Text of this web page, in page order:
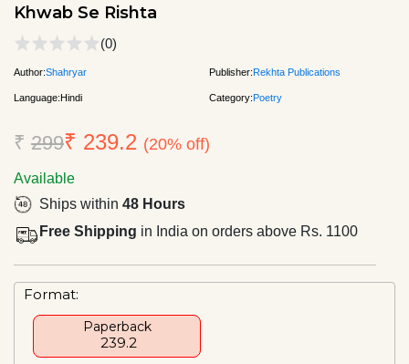
Khwab Se Rishta
(0)
Author:Shahryar Publisher:Rekhta Publications
Language:Hindi Category:Poetry
₹ 299₹ 239.2 (20% off)
Available
Ships within 48 Hours
Free Shipping in India on orders above Rs. 1100
Format:
Paperback
₹ 239.2